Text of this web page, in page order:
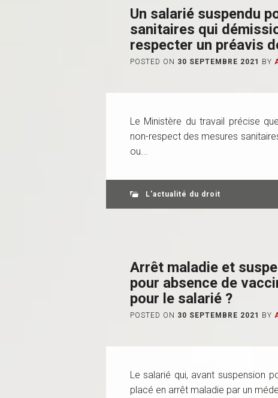
Un salarié suspendu
sanitaires qui
respecter un préavis
POSTED ON 30 SEPTEMBRE 2021 BY
Le Ministère du travail précise
non-respect des mesures
ou...
L'actualité du droit
Arrêt maladie et
pour absence de
pour le salarié ?
POSTED ON 30 SEPTEMBRE 2021 BY
Le salarié qui, avant suspension
placé en arrêt maladie par un